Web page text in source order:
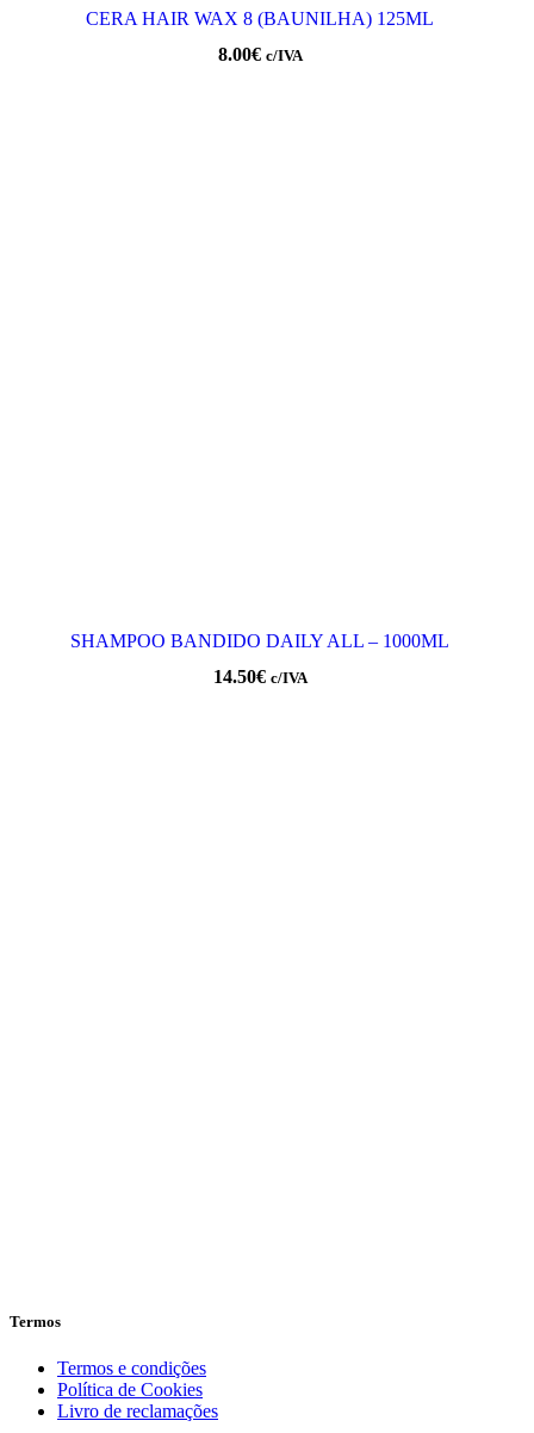
CERA HAIR WAX 8 (BAUNILHA) 125ML
8.00€ c/IVA
SHAMPOO BANDIDO DAILY ALL – 1000ML
14.50€ c/IVA
Termos
Termos e condições
Política de Cookies
Livro de reclamações